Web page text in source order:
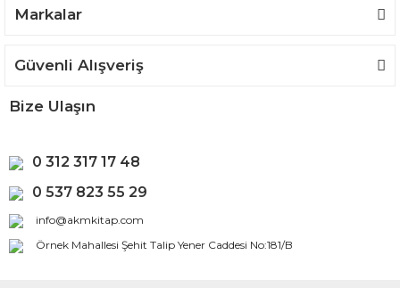
Markalar
Güvenli Alışveriş
Bize Ulaşın
0 312 317 17 48
0 537 823 55 29
info@akmkitap.com
Örnek Mahallesi Şehit Talip Yener Caddesi No:181/B